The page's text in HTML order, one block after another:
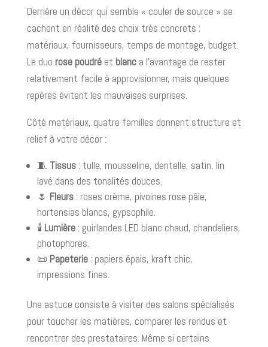
Derrière un décor qui semble « couler de source » se
cachent en réalité des choix très concrets :
matériaux, fournisseurs, temps de montage, budget.
Le duo rose poudréet blanca l’avantage de rester
relativement facile à approvisionner, mais quelques
repères évitent les mauvaises surprises.
Côté matériaux, quatre familles donnent structure et
relief à votre décor :
🧵 Tissus: tulle, mousseline, dentelle, satin, lin
lavé dans des tonalités douces.
🌷 Fleurs: roses crème, pivoines rose pâle,
hortensias blancs, gypsophile.
🕯️ Lumière: guirlandes LED blanc chaud, chandeliers,
photophores.
📜 Papeterie: papiers épais, kraft chic,
impressions fines.
Une astuce consiste à visiter des salons spécialisés
pour toucher les matières, comparer les rendus et
rencontrer des prestataires. Même si certains